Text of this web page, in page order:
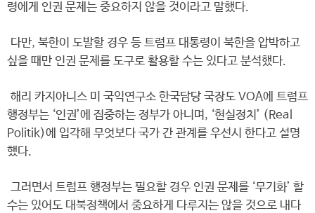
령에게 인권 문제는 중요하지 않을 것이라고 말했다.
다만, 북한이 도발할 경우 등 트럼프 대통령이 북한을 압박하고
싶을 때만 인권 문제를 도구로 활용할 수는 있다고 분석했다.
해리 카지아니스 미 국익연구소 한국담당 국장도 VOA에 트럼프
행정부는 ‘인권’에 집중하는 정부가 아니며, ‘현실정치’ (Real
Politik)에 입각해 무엇보다 국가 간 관계를 우선시 한다고 설명
했다.
그러면서 트럼프 행정부는 필요할 경우 인권 문제를 ‘무기화’ 할
수는 있어도 대북정책에서 중요하게 다루지는 않을 것으로 내다